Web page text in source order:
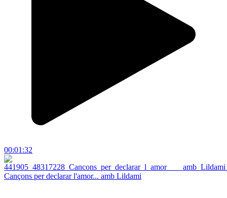
00:01:32
Cançons per declarar l'amor... amb Lildami